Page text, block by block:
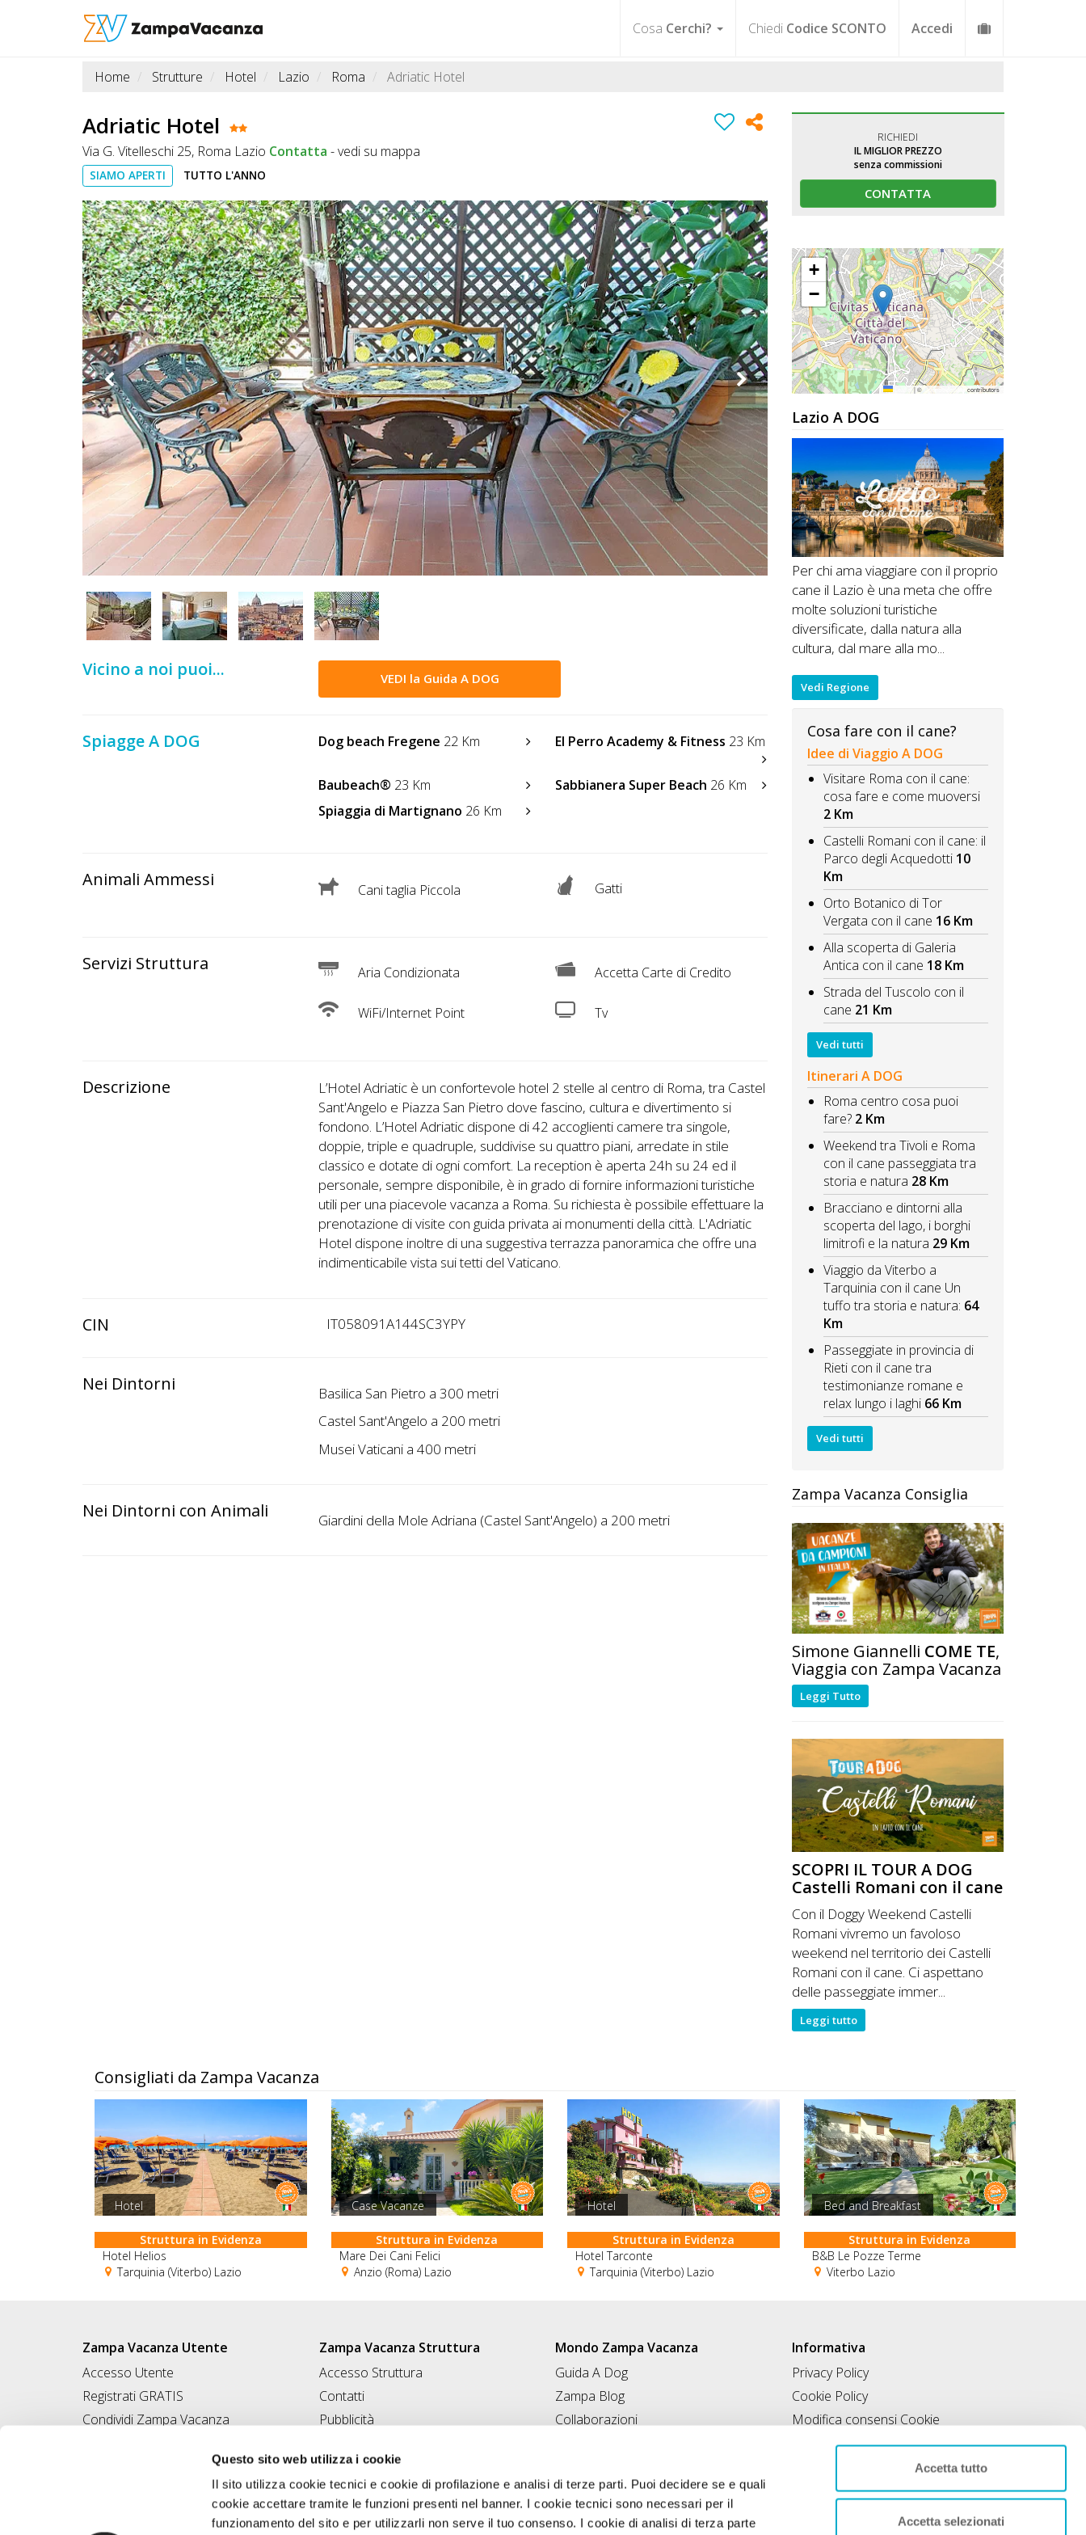
Questo sito web utilizza i cookie
Il sito utilizza cookie tecnici e cookie di profilazione e analisi di terze parti. Puoi decidere se e quali
cookie accettare tramite le funzioni presenti nel banner. I cookie tecnici sono necessari per il
funzionamento del sito e per utilizzarli non serve il tuo consenso. I cookie di analisi di terza parte
Accetta tutto
Accetta selezionati
Cosa Cerchi? Chiedi Codice SCONTO Accedi
STRUTTURE
LUOGHI
OFFERTE
CHIEDI
CODICE
SCONTO
Video
Tutorial
Registrati
Home Strutture Hotel Lazio Roma Adriatic Hotel
Adriatic Hotel
Via G. Vitelleschi 25, Roma Lazio Contatta -vedi su mappa
SIAMO APERTI TUTTO L'ANNO
Vicino a noi puoi... VEDI la Guida A DOG
Spiagge A DOG Dog beach Fregene 22 Km El Perro Academy & Fitness 23 Km
Baubeach® 23 Km Sabbianera Super Beach 26 Km
Spiaggia di Martignano 26 Km
Animali Ammessi Cani taglia Piccola Gatti
Servizi Struttura Aria Condizionata Accetta Carte di Credito
WiFi/Internet Point Tv
Descrizione
L’Hotel Adriatic è un confortevole hotel 2 stelle al centro di Roma, tra Castel
Sant'Angelo e Piazza San Pietro dove fascino, cultura e divertimento si
fondono. L’Hotel Adriatic dispone di 42 accoglienti camere tra singole,
doppie, triple e quadruple, suddivise su quattro piani, arredate in stile
classico e dotate di ogni comfort. La reception è aperta 24h su 24 ed il
personale, sempre disponibile, è in grado di fornire informazioni turistiche
utili per una piacevole vacanza a Roma. Su richiesta è possibile effettuare la
prenotazione di visite con guida privata ai monumenti della città. L'Adriatic
Hotel dispone inoltre di una suggestiva terrazza panoramica che offre una
indimenticabile vista sui tetti del Vaticano.
CIN IT058091A144SC3YPY
Nei Dintorni
Basilica San Pietro a 300 metri
Castel Sant'Angelo a 200 metri
Musei Vaticani a 400 metri
Nei Dintorni con Animali Giardini della Mole Adriana (Castel Sant'Angelo) a 200 metri
RICHIEDI
IL MIGLIOR PREZZO
senza commissioni
CONTATTA
+
−
|© OpenStreetMap contributors
Lazio A DOG
Per chi ama viaggiare con il proprio
cane il Lazio è una meta che offre
molte soluzioni turistiche
diversificate, dalla natura alla
cultura, dal mare alla mo...
Vedi Regione
Cosa fare con il cane?
Idee di Viaggio A DOG
Visitare Roma con il cane:
cosa fare e come muoversi
2 Km
Castelli Romani con il cane: il
Parco degli Acquedotti 10
Km
Orto Botanico di Tor
Vergata con il cane 16 Km
Alla scoperta di Galeria
Antica con il cane 18 Km
Strada del Tuscolo con il
cane 21 Km
Vedi tutti
Itinerari A DOG
Roma centro cosa puoi
fare? 2 Km
Weekend tra Tivoli e Roma
con il cane passeggiata tra
storia e natura 28 Km
Bracciano e dintorni alla
scoperta del lago, i borghi
limitrofi e la natura 29 Km
Viaggio da Viterbo a
Tarquinia con il cane Un
tuffo tra storia e natura: 64
Km
Passeggiate in provincia di
Rieti con il cane tra
testimonianze romane e
relax lungo i laghi 66 Km
Vedi tutti
Zampa Vacanza Consiglia
Simone Giannelli COME TE,
Viaggia con Zampa Vacanza
Leggi Tutto
SCOPRI IL TOUR A DOG
Castelli Romani con il cane
Con il Doggy Weekend Castelli
Romani vivremo un favoloso
weekend nel territorio dei Castelli
Romani con il cane. Ci aspettano
delle passeggiate immer...
Leggi tutto
Consigliati da Zampa Vacanza
Hotel
Struttura in Evidenza
Hotel Helios
Tarquinia (Viterbo) Lazio
Case Vacanze
Struttura in Evidenza
Mare Dei Cani Felici
Anzio (Roma) Lazio
Hotel
Struttura in Evidenza
Hotel Tarconte
Tarquinia (Viterbo) Lazio
Bed and Breakfast
Struttura in Evidenza
B&B Le Pozze Terme
Viterbo Lazio
Zampa Vacanza Utente
Accesso Utente
Registrati GRATIS
Condividi Zampa Vacanza
Zampa Vacanza Struttura
Accesso Struttura
Contatti
Pubblicità
Mondo Zampa Vacanza
Guida A Dog
Zampa Blog
Collaborazioni
Informativa
Privacy Policy
Cookie Policy
Modifica consensi Cookie
Condizioni di utilizzo
Contratto di inclusione